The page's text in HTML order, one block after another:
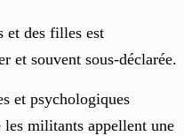
et des filles est
et souvent sous-déclarée.
et psychologiques
les militants appellent une